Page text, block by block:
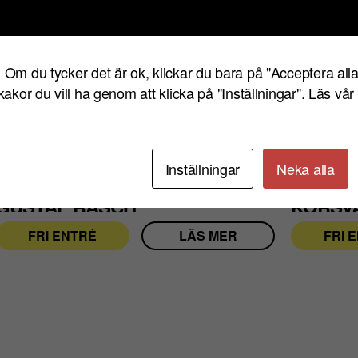
har
RASCH
FRI ENTRÉ LÄS MER FRI
du tycker det är ok, klickar du bara på "Acceptera
du vill ha genom att klicka på "Inställningar". Läs
Inställningar Neka alla